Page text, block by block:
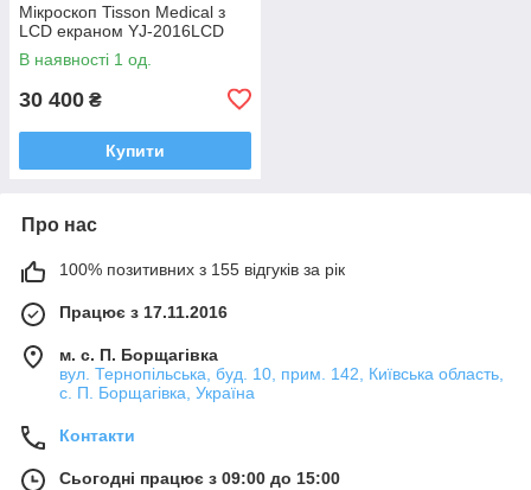
Мікроскоп Tisson Medical з
LCD екраном YJ-2016LCD
В наявності 1 од.
30 400 ₴
Купити
Про нас
100% позитивних з 155 відгуків за рік
Працює з 17.11.2016
м. с. П. Борщагівка
вул. Тернопільська, буд. 10, прим. 142, Київська область,
с. П. Борщагівка, Україна
Контакти
Сьогодні працює з 09:00 до 15:00